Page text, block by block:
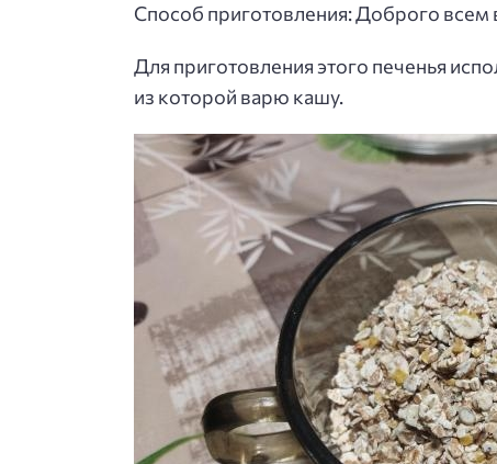
Способ приготовления: Доброго всем
Для приготовления этого печенья
из которой варю кашу.